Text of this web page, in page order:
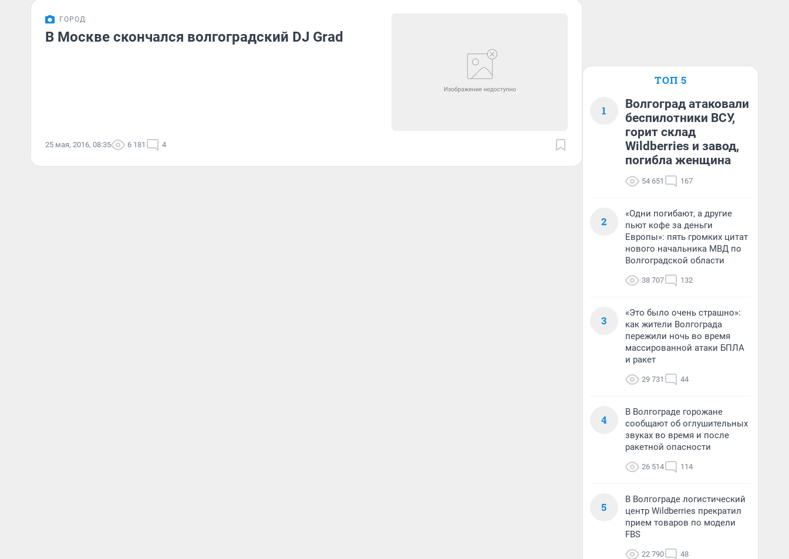
ГОРОД
В Москве скончался волгоградский DJ Grad
25 мая, 2016, 08:35 6 181 4
ТОП 5
1
Волгоград атаковали
беспилотники ВСУ,
горит склад
Wildberries и завод,
погибла женщина
54 651 167
2
«Одни погибают, а другие
пьют кофе за деньги
Европы»: пять громких цитат
нового начальника МВД по
Волгоградской области
38 707 132
3
«Это было очень страшно»:
как жители Волгограда
пережили ночь во время
массированной атаки БПЛА
и ракет
29 731 44
4
В Волгограде горожане
сообщают об оглушительных
звуках во время и после
ракетной опасности
26 514 114
5
В Волгограде логистический
центр Wildberries прекратил
прием товаров по модели
FBS
22 790 48